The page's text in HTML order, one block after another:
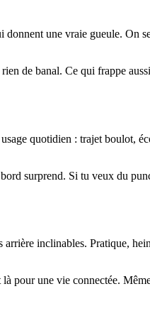
une vraie gueule. On
de banal. Ce qui frappe
quotidien : trajet boulot,
surprend. Si tu veux du
inclinables. Pratique,
pour une vie connectée.